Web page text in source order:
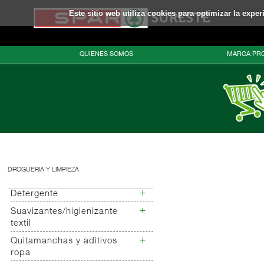
Este sitio web utiliza cookies para optimizar la
QUIENES SOMOS MARCA
DROGUERIA Y LIMPIEZA
Detergente +
Detergente en polvo
Detergente liquido
Detergente activador de
lavado
Suavizantes/higienizante
textil
+
Suavizantes
Agua destilada
Quitamanchas y aditivos
ropa
+